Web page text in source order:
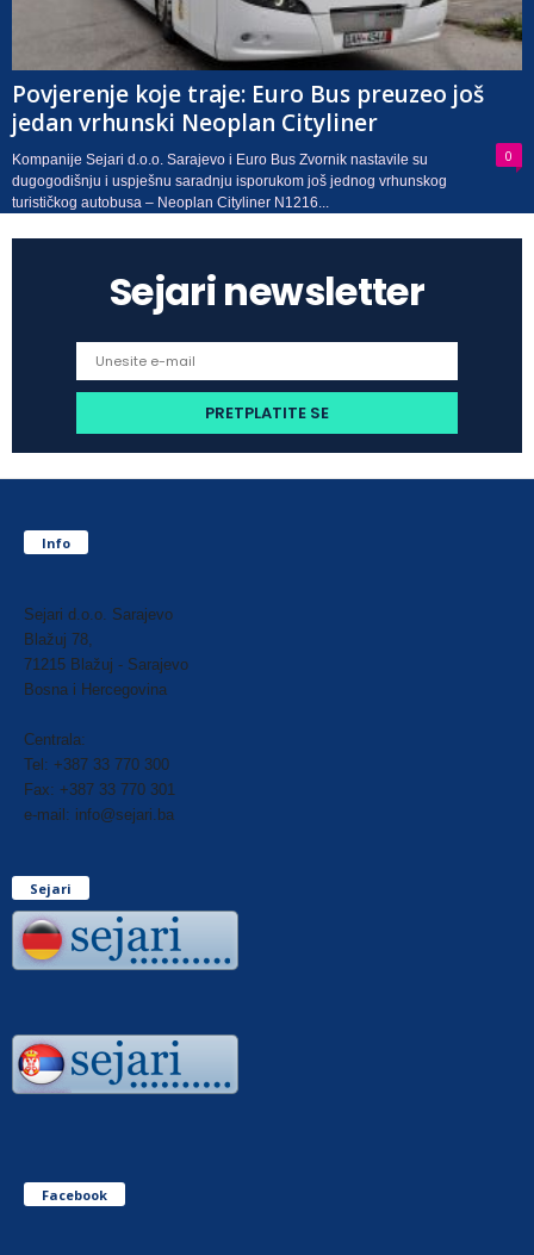
Povjerenje koje traje: Euro Bus preuzeo još
jedan vrhunski Neoplan Cityliner
0
Kompanije Sejari d.o.o. Sarajevo i Euro Bus Zvornik nastavile su
dugogodišnju i uspješnu saradnju isporukom još jednog vrhunskog
turističkog autobusa – Neoplan Cityliner N1216...
Sejari newsletter
Info
Sejari d.o.o. Sarajevo
Blažuj 78,
71215 Blažuj - Sarajevo
Bosna i Hercegovina
Centrala:
Tel: +387 33 770 300
Fax: +387 33 770 301
e-mail: info@sejari.ba
Sejari
Facebook